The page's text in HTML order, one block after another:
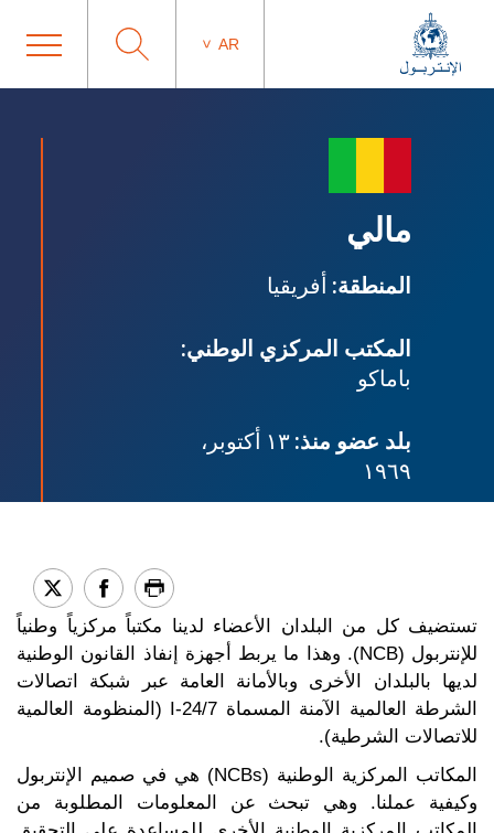
AR
مالي
المنطقة: أفريقيا
المكتب المركزي الوطني:
باماكو
بلد عضو منذ:
١٣ أكتوبر،
١٩٦٩
تستضيف كل من البلدان الأعضاء لدينا مكتباً مركزياً وطنياً
للإنتربول (NCB). وهذا ما يربط أجهزة إنفاذ القانون الوطنية
لديها بالبلدان الأخرى وبالأمانة العامة عبر شبكة اتصالات
الشرطة العالمية الآمنة المسماة I-24/7 (المنظومة العالمية
للاتصالات الشرطية).
المكاتب المركزية الوطنية (NCBs) هي في صميم الإنتربول
وكيفية عملنا. وهي تبحث عن المعلومات المطلوبة من